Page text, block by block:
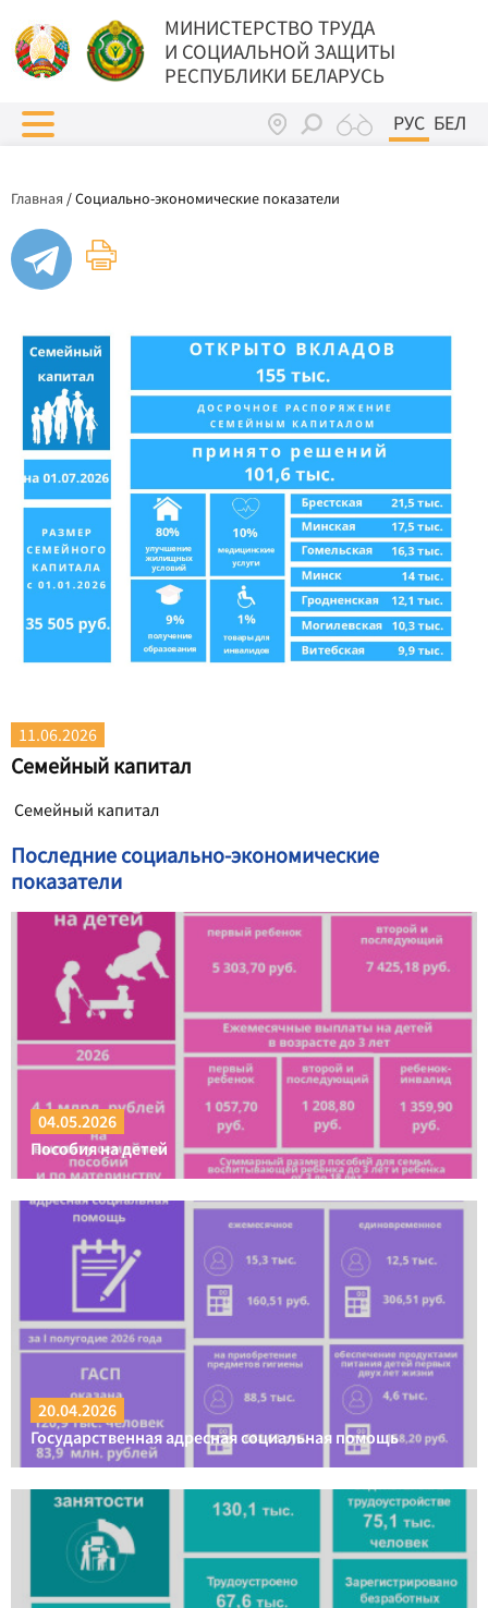
МИНИСТЕРСТВО ТРУДА
И СОЦИАЛЬНОЙ ЗАЩИТЫ
РЕСПУБЛИКИ БЕЛАРУСЬ
РУС БЕЛ
Главная /Социально-экономические показатели
11.06.2026
Семейный капитал
Семейный капитал
Последние социально-экономические
показатели
04.05.2026
Пособия на детей
20.04.2026
Государственная адресная социальная помощь